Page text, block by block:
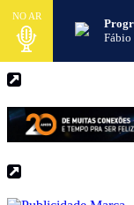
NO AR
Fábio